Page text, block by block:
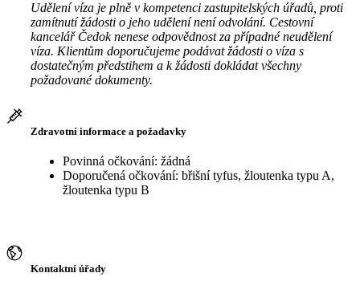
Udělení víza je plně v kompetenci zastupitelských úřadů, proti
zamítnutí žádosti o jeho udělení není odvolání. Cestovní
kancelář Čedok nenese odpovědnost za případné neudělení
víza. Klientům doporučujeme podávat žádosti o víza s
dostatečným předstihem a k žádosti dokládat všechny
požadované dokumenty.
Zdravotní informace a požadavky
Povinná očkování: žádná
Doporučená očkování: břišní tyfus, žloutenka typu A,
žloutenka typu B
Kontaktní úřady